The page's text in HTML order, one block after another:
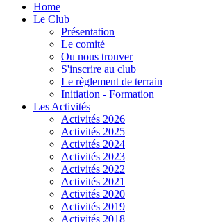
Home
Le Club
Présentation
Le comité
Ou nous trouver
S'inscrire au club
Le règlement de terrain
Initiation - Formation
Les Activités
Activités 2026
Activités 2025
Activités 2024
Activités 2023
Activités 2022
Activités 2021
Activités 2020
Activités 2019
Activités 2018